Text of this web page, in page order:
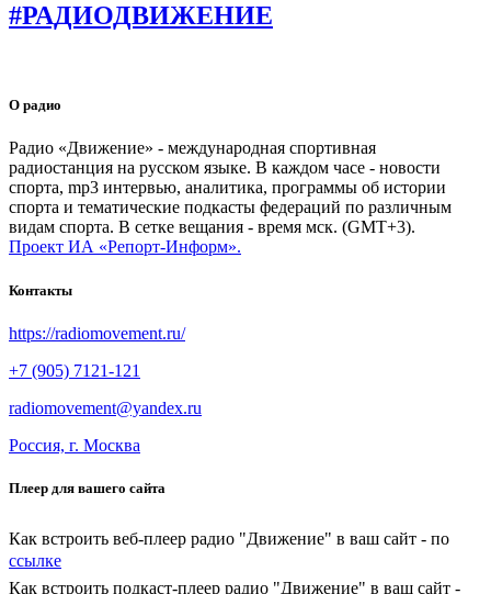
#РАДИОДВИЖЕНИЕ
О радио
Радио «Движение» - международная спортивная
радиостанция на русском языке. В каждом часе - новости
спорта, mp3 интервью, аналитика, программы об истории
спорта и тематические подкасты федераций по различным
видам спорта. В сетке вещания - время мск. (GMT+3).
Проект ИА «Репорт-Информ».
Контакты
https://radiomovement.ru/
+7 (905) 7121-121
radiomovement@yandex.ru
Россия, г. Москва
Плеер для вашего сайта
Как встроить веб-плеер радио "Движение" в ваш сайт - по
ссылке
Как встроить подкаст-плеер радио "Движение" в ваш сайт -